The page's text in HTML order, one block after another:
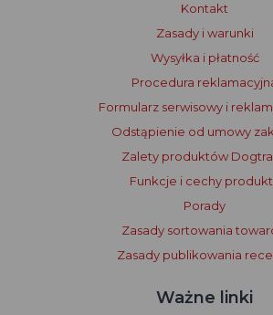
Kontakt
Zasady i warunki
Wysyłka i płatność
Procedura
Formularz serwisowy i
Odstąpienie od umowy
Zalety produktów
Funkcje i cechy
Porady
Zasady sortowania
Zasady publikowania
Ważne linki